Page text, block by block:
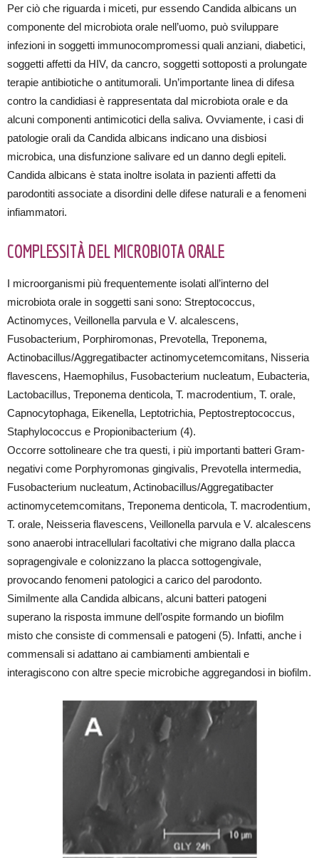
Per ciò che riguarda i miceti, pur essendo Candida albicans un
componente del microbiota orale nell’uomo, può sviluppare
infezioni in soggetti immunocompromessi quali anziani, diabetici,
soggetti affetti da HIV, da cancro, soggetti sottoposti a prolungate
terapie antibiotiche o antitumorali. Un’importante linea di difesa
contro la candidiasi è rappresentata dal microbiota orale e da
alcuni componenti antimicotici della saliva. Ovviamente, i casi di
patologie orali da Candida albicans indicano una disbiosi
microbica, una disfunzione salivare ed un danno degli epiteli.
Candida albicans è stata inoltre isolata in pazienti affetti da
parodontiti associate a disordini delle difese naturali e a fenomeni
infiammatori.
COMPLESSITÀ DEL MICROBIOTA ORALE
I microorganismi più frequentemente isolati all’interno del
microbiota orale in soggetti sani sono: Streptococcus,
Actinomyces, Veillonella parvula e V. alcalescens,
Fusobacterium, Porphiromonas, Prevotella, Treponema,
Actinobacillus/Aggregatibacter actinomycetemcomitans, Nisseria
flavescens, Haemophilus, Fusobacterium nucleatum, Eubacteria,
Lactobacillus, Treponema denticola, T. macrodentium, T. orale,
Capnocytophaga, Eikenella, Leptotrichia, Peptostreptococcus,
Staphylococcus e Propionibacterium (4).
Occorre sottolineare che tra questi, i più importanti batteri Gram-
negativi come Porphyromonas gingivalis, Prevotella intermedia,
Fusobacterium nucleatum, Actinobacillus/Aggregatibacter
actinomycetemcomitans, Treponema denticola, T. macrodentium,
T. orale, Neisseria flavescens, Veillonella parvula e V. alcalescens
sono anaerobi intracellulari facoltativi che migrano dalla placca
sopragengivale e colonizzano la placca sottogengivale,
provocando fenomeni patologici a carico del parodonto.
Similmente alla Candida albicans, alcuni batteri patogeni
superano la risposta immune dell’ospite formando un biofilm
misto che consiste di commensali e patogeni (5). Infatti, anche i
commensali si adattano ai cambiamenti ambientali e
interagiscono con altre specie microbiche aggregandosi in biofilm.